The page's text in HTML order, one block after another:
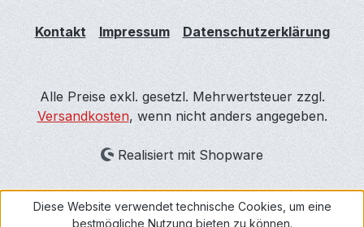
Kontakt Impressum Datenschutzerklärung
Alle Preise exkl. gesetzl. Mehrwertsteuer zzgl.
Versandkosten, wenn nicht anders angegeben.
Realisiert mit Shopware
Diese Website verwendet technische Cookies, um eine
bestmögliche Nutzung bieten zu können.